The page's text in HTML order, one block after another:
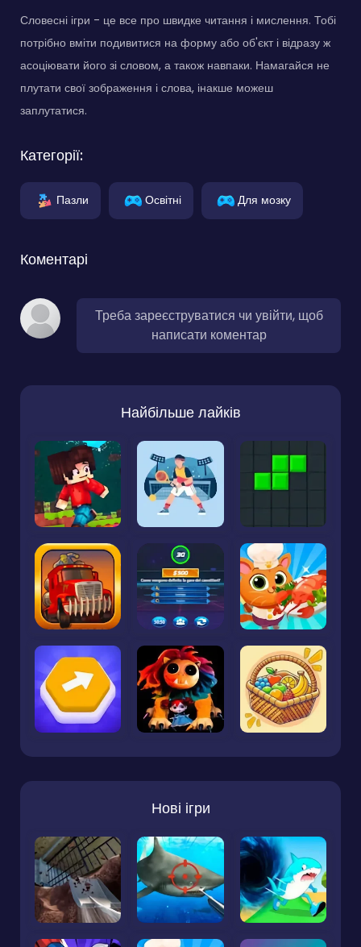
Словесні ігри - це все про швидке читання і мислення. Тобі
потрібно вміти подивитися на форму або об'єкт і відразу ж
асоціювати його зі словом, а також навпаки. Намагайся не
плутати свої зображення і слова, інакше можеш
заплутатися.
Категорії:
Пазли Освітні Для мозку
Коментарі
Треба зареєструватися чи увійти, щоб
написати коментар
Найбільше лайків
Нові ігри